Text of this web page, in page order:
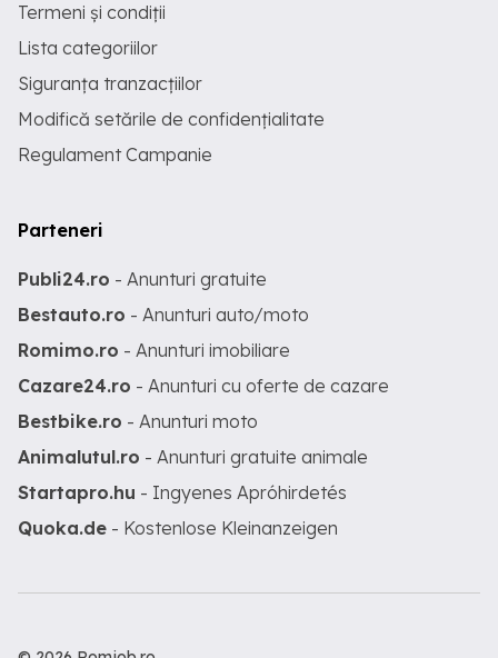
Termeni și condiții
Lista categoriilor
Siguranța tranzacțiilor
Modifică setările de confidențialitate
Regulament Campanie
Parteneri
Publi24.ro - Anunturi gratuite
Bestauto.ro - Anunturi auto/moto
Romimo.ro - Anunturi imobiliare
Cazare24.ro - Anunturi cu oferte de cazare
Bestbike.ro - Anunturi moto
Animalutul.ro - Anunturi gratuite animale
Startapro.hu - Ingyenes Apróhirdetés
Quoka.de - Kostenlose Kleinanzeigen